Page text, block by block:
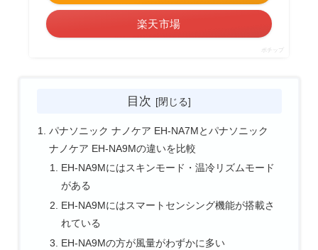
楽天市場
ポチップ
目次
パナソニック ナノケア EH-NA7Mとパナソニック
ナノケア EH-NA9Mの違いを比較
EH-NA9Mにはスキンモード・温冷リズムモード
がある
EH-NA9Mにはスマートセンシング機能が搭載さ
れている
EH-NA9Mの方が風量がわずかに多い